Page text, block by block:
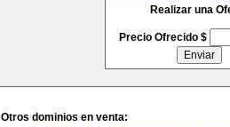
Realizar una
Precio Ofrecido $
Otros dominios en venta: